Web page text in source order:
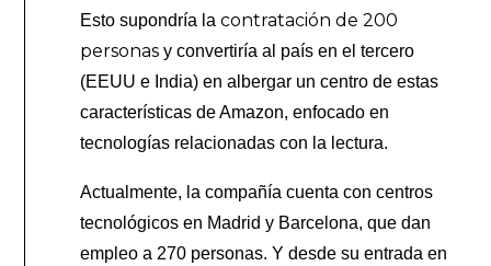
Esto supondría lacontratación de 200
personas y convertiría al país en el tercero
(EEUU e India) en albergar un centro de estas
características de Amazon, enfocado en
tecnologías relacionadas con la lectura.
Actualmente, la compañía cuenta con centros
tecnológicos en Madrid y Barcelona, que dan
empleo a 270 personas. Y desde su entrada en